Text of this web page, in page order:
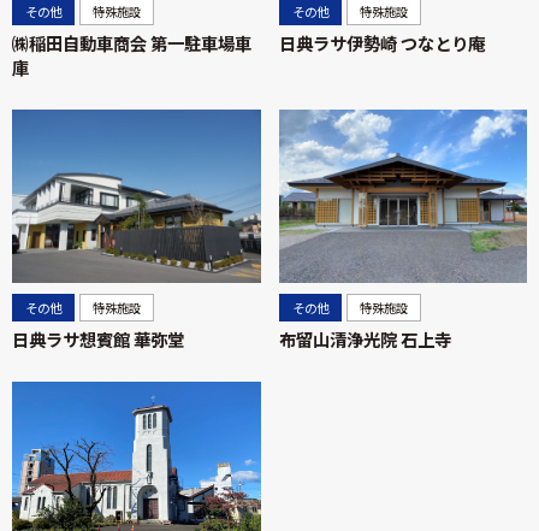
その他 特殊施設
㈱稲田自動車商会 第一駐車場車
庫
その他 特殊施設
日典ラサ伊勢崎 つなとり庵
その他 特殊施設
日典ラサ想賓館 華弥堂
その他 特殊施設
布留山清浄光院 石上寺